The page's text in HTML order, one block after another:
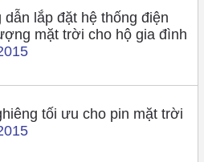
lắp đặt hệ thống điện
mặt trời cho hộ gia đình
tối ưu cho pin mặt trời